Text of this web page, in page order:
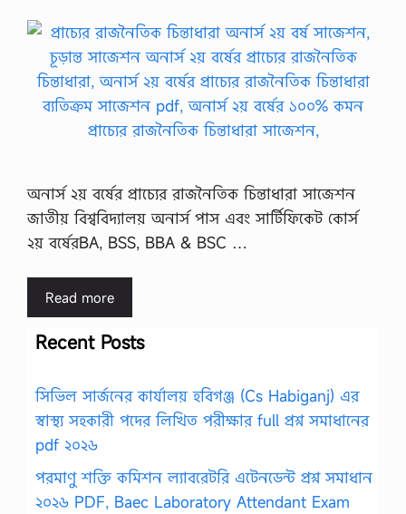
অনার্স ২য় বর্ষের প্রাচ্যের রাজনৈতিক চিন্তাধারা সাজেশন
জাতীয় বিশ্ববিদ্যালয় অনার্স পাস এবং সার্টিফিকেট কোর্স
২য় বর্ষেরBA, BSS, BBA & BSC …
Read more
Recent Posts
সিভিল সার্জনের কার্যালয় হবিগঞ্জ (Cs Habiganj) এর
স্বাস্থ্য সহকারী পদের লিখিত পরীক্ষার full প্রশ্ন সমাধানের
pdf ২০২৬
পরমাণু শক্তি কমিশন ল্যাবরেটরি এটেনডেন্ট প্রশ্ন সমাধান
২০২৬ PDF, Baec Laboratory Attendant Exam